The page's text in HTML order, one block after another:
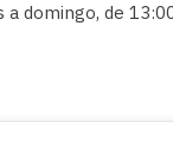
a domingo, de